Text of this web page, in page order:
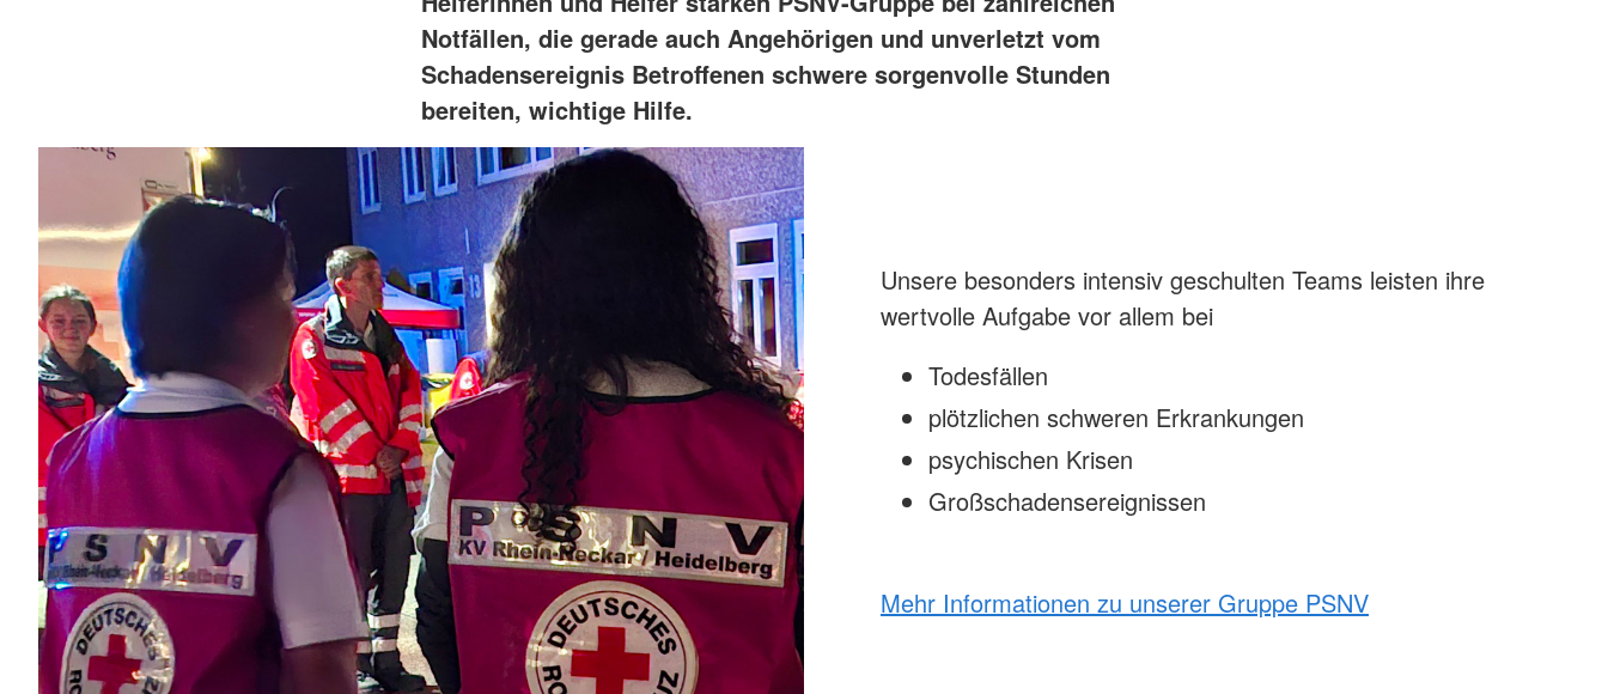
Notfällen, die gerade auch Angehörigen und unverletzt vom
Schadensereignis Betroffenen schwere sorgenvolle Stunden
bereiten, wichtige Hilfe.
Unsere besonders intensiv geschulten Teams leisten ihre
wertvolle Aufgabe vor allem bei
Todesfällen
plötzlichen schweren Erkrankungen
psychischen Krisen
Großschadensereignissen
Mehr Informationen zu unserer Gruppe PSNV